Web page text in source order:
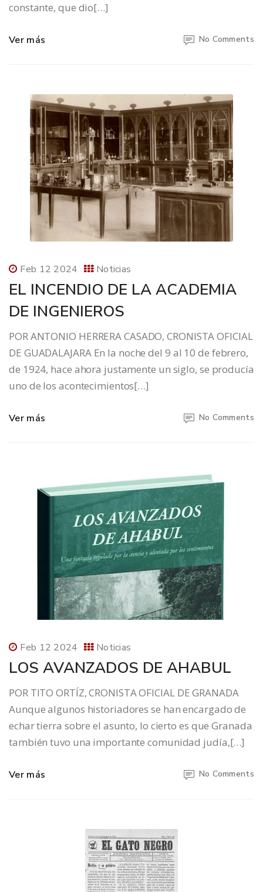
constante, que dio[…]
Ver más No Comments
Feb 12 2024 Noticias
EL INCENDIO DE LA ACADEMIA
DE INGENIEROS
POR ANTONIO HERRERA CASADO, CRONISTA OFICIAL
DE GUADALAJARA En la noche del 9 al 10 de febrero,
de 1924, hace ahora justamente un siglo, se producía
uno de los acontecimientos[…]
Ver más No Comments
Feb 12 2024 Noticias
LOS AVANZADOS DE AHABUL
POR TITO ORTÍZ, CRONISTA OFICIAL DE GRANADA
Aunque algunos historiadores se han encargado de
echar tierra sobre el asunto, lo cierto es que Granada
también tuvo una importante comunidad judía,[…]
Ver más No Comments